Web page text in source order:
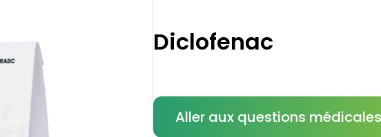
Diclofenac
Aller aux questions médicales